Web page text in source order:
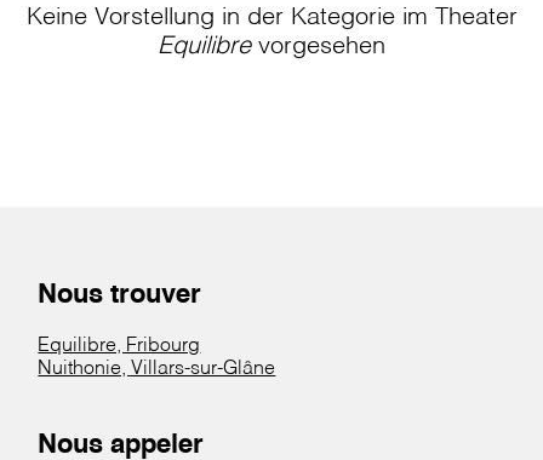
Keine Vorstellung in der Kategorie im Theater
Equilibrevorgesehen
Nous trouver
Equilibre, Fribourg
Nuithonie, Villars-sur-Glâne
Nous appeler